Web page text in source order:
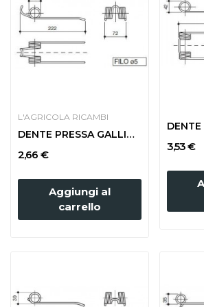
L'AGRICOLA RICAMBI
DENTE PRESSA GALLIGNANI 7000 ATTACCO LUNGO
2,66 €
Aggiungi al
carrello
3,53 €